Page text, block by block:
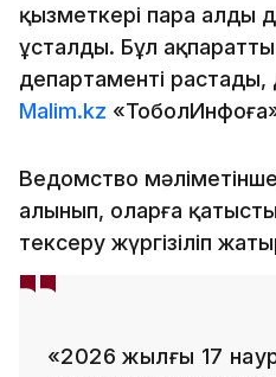
қызметкері пара алды
ұсталды. Бұл
департаменті
Malim.kz
Ведомство
алынып, оларға қатысты
тексеру жүргізіліп
«2026 жылғы 17